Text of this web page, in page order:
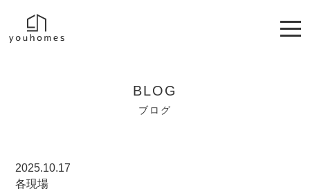
BLOG
ブログ
2025.10.17
各現場